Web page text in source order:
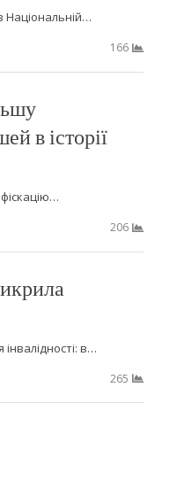
Національній…
166
в історії
206
в…
265